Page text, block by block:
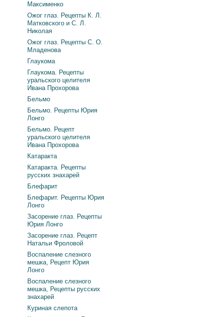
Максименко
Ожог глаз. Рецепты К. Л.
Матковского и С. Л.
Николая
Ожог глаз. Рецепты С. О.
Младенова
Глаукома
Глаукома. Рецепты
уральского целителя
Ивана Прохорова
Бельмо
Бельмо. Рецепты Юрия
Лонго
Бельмо. Рецепт
уральского целителя
Ивана Прохорова
Катаракта
Катаракта. Рецепты
русских знахарей
Блефарит
Блефарит. Рецепты Юрия
Лонго
Засорение глаз. Рецепты
Юрия Лонго
Засорение глаз. Рецепт
Натальи Фроловой
Воспаление слезного
мешка, Рецепт Юрия
Лонго
Воспаление слезного
мешка, Рецепты русских
знахарей
Куриная слепота